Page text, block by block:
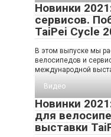
Новинки
сервисов.
TaiPei Cycle
В этом выпуске мы
велосипедов и
международной
Видео
Новинки
для
выставки